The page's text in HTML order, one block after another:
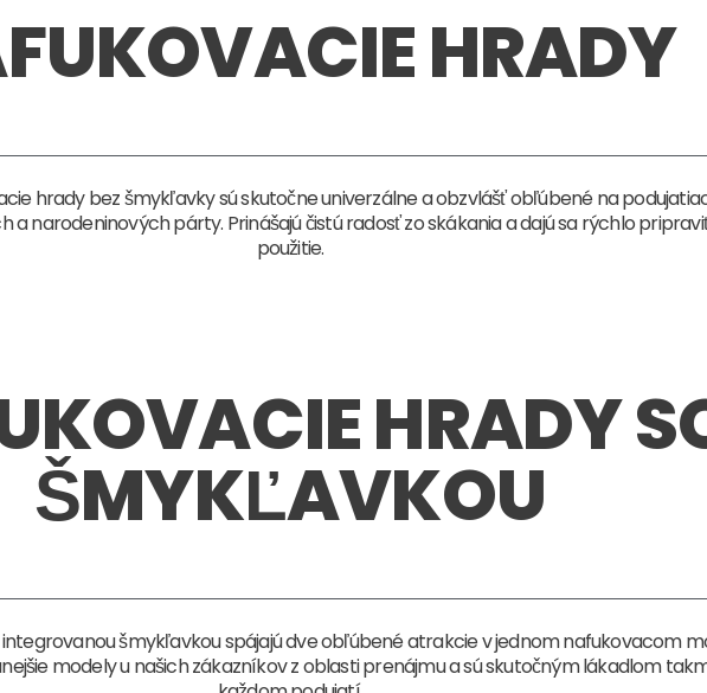
HRADY
hrady bez šmykľavky sú skutočne univerzálne a obzvlášť obľúbené na
a narodeninových párty. Prinášajú čistú radosť zo skákania a dajú sa rýchlo
použitie.
HRADY
ŠMYKĽAVKOU
šmykľavkou spájajú dve obľúbené atrakcie v jednom nafukovacom
modely u našich zákazníkov z oblasti prenájmu a sú skutočným lákadlom